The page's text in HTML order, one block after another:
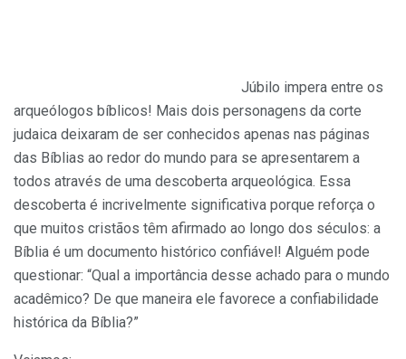
Júbilo impera entre os
arqueólogos bíblicos! Mais dois personagens da corte
judaica deixaram de ser conhecidos apenas nas páginas
das Bíblias ao redor do mundo para se apresentarem a
todos através de uma descoberta arqueológica. Essa
descoberta é incrivelmente significativa porque reforça o
que muitos cristãos têm afirmado ao longo dos séculos: a
Bíblia é um documento histórico confiável! Alguém pode
questionar: “Qual a importância desse achado para o mundo
acadêmico? De que maneira ele favorece a confiabilidade
histórica da Bíblia?”